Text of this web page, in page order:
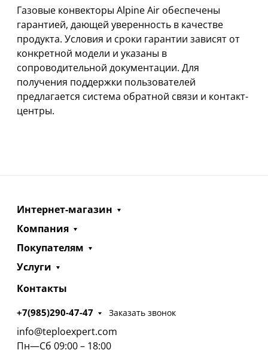
Газовые конвекторы Alpine Air обеспечены
гарантией, дающей уверенность в качестве
продукта. Условия и сроки гарантии зависят от
конкретной модели и указаны в
сопроводительной документации. Для
получения поддержки пользователей
предлагается система обратной связи и контакт-
центры.
Интернет-магазин
Компания
Покупателям
Услуги
Контакты
+7(985)290-47-47 Заказать звонок
info@teploexpert.com
Пн—Сб 09:00 – 18:00